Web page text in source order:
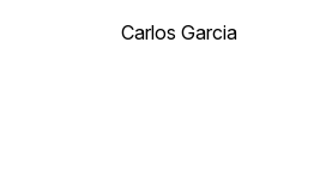
Carlos Garcia